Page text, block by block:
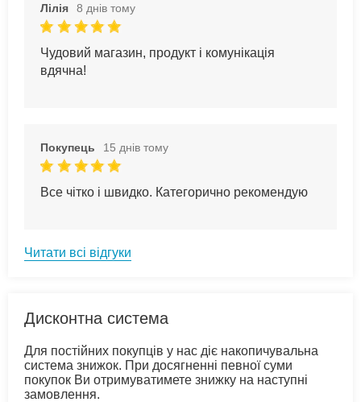
Лілія 8 днів тому
Чудовий магазин, продукт і комунікація
вдячна!
Покупець 15 днів тому
Все чітко і швидко. Категорично рекомендую
Читати всі відгуки
Дисконтна система
Для постійних покупців у нас діє накопичувальна
система знижок. При досягненні певної суми
покупок Ви отримуватимете знижку на наступні
замовлення.